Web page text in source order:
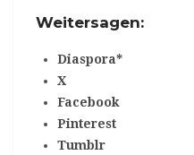
Weitersagen:
Diaspora*
X
Facebook
Pinterest
Tumblr